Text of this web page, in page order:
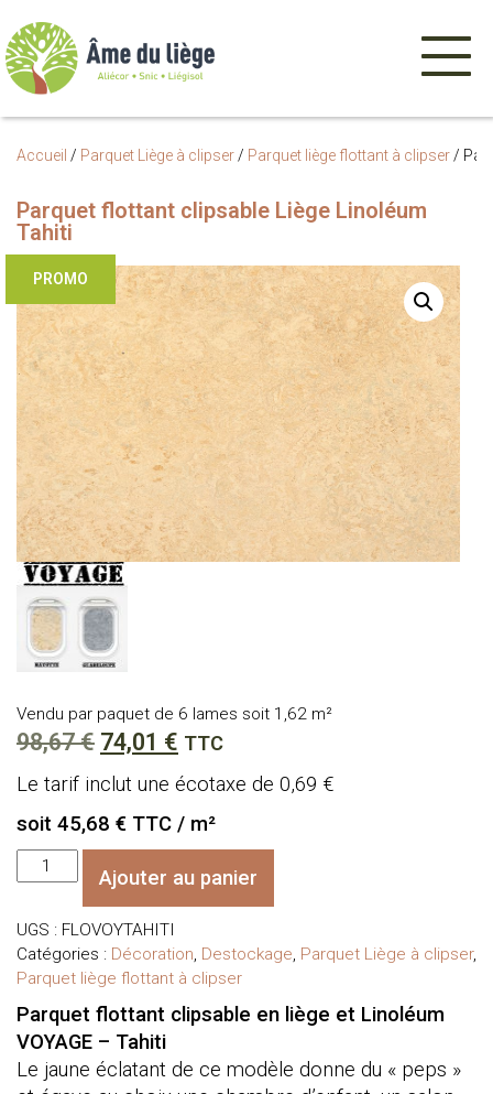
Menu
de
Accueil / Parquet Liège à clipser / Parquet liège flottant à clipser /
Parquet flottant clipsable Liège Linoléum
Tahiti
PROMO
Vendu par paquet de 6 lames soit 1,62 m²
98,67€ Le
prix
était :
98,67 €.
74,01 € Le
prix
est :
74,01 €.
TTC
Le tarif inclut une écotaxe de 0,69 €
soit 45,68 € TTC / m²
quantité
de
flottant
clipsable
Liège
Linoléum
Tahiti
Ajouter au panier
UGS : FLOVOYTAHITI
Catégories : Décoration Destockage Parquet Liège à clipser,
Parquet liège flottant à clipser
Parquet flottant clipsable en liège et Linoléum
VOYAGE – Tahiti
Le jaune éclatant de ce modèle donne du « peps »